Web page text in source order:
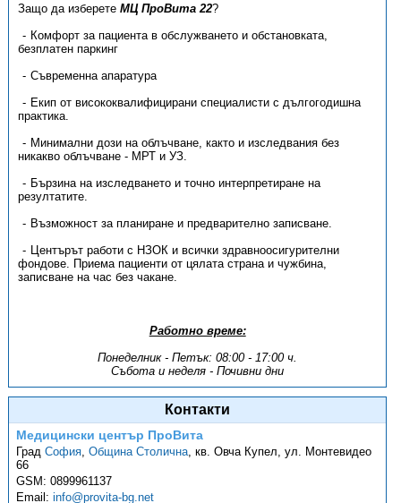
Защо да изберете МЦ ПроВита 22?
Комфорт за пациента в обслужването и обстановката,
безплатен паркинг
Съвременна апаратура
Екип от висококвалифицирани специалисти с дългогодишна
практика.
Минимални дози на облъчване, както и изследвания без
никакво облъчване - МРТ и УЗ.
Бързина на изследването и точно интерпретиране на
резултатите.
Възможност за планиране и предварително записване.
Центърът работи с НЗОК и всички здравноосигурителни
фондове. Приема пациенти от цялата страна и чужбина,
записване на час без чакане.
Работно време:
Понеделник - Петък: 08:00 - 17:00 ч.
Събота и неделя - Почивни дни
Контакти
Медицински център ПроВита
ГрадСофия,Община Столична,кв. Овча Купел, ул. Монтевидео
66
GSM:0899961137
Email:info@provita-bg.net